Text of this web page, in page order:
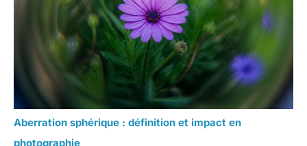
Aberration sphérique : définition et impact en
photographie